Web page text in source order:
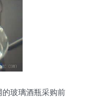
玻璃酒瓶采购前